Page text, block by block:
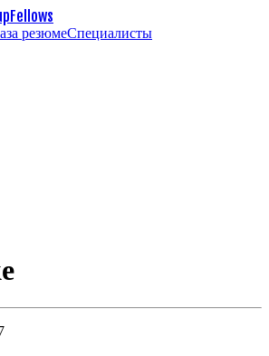
резюмеСпециалисты